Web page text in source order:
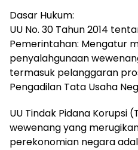
Dasar Hukum:
UU No. 30 Tahun 2014
Pemerintahan: Mengatur
penyalahgunaan
termasuk pelanggaran
Pengadilan Tata Usaha
UU Tindak Pidana Korupsi
wewenang yang
perekonomian negara